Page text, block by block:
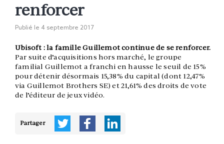
renforcer
Publié le 4 septembre 2017
Ubisoft : la famille Guillemot continue de se renforcer.
Par suite d’acquisitions hors marché, le groupe
familial Guillemot a franchi en hausse le seuil de 15%
pour détenir désormais 15,38% du capital (dont 12,47%
via Guillemot Brothers SE) et 21,61% des droits de vote
de l’éditeur de jeux vidéo.
Partager